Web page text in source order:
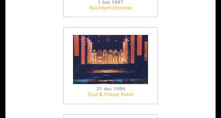
1 feb 1997
Noorderlichtshow
31 dec 1996
Oud & Nieuw Feest